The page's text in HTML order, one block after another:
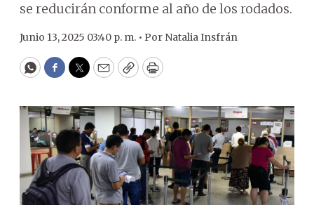
se reducirán conforme al año de los rodados.
Junio 13, 2025 03:40 p. m. • Por Natalia Insfrán
WhatsApp
Facebook
Twitter
EmailCopyPrint